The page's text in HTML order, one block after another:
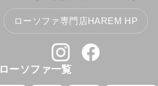
ローソファ専門店HAREM HP
ローソファ一覧